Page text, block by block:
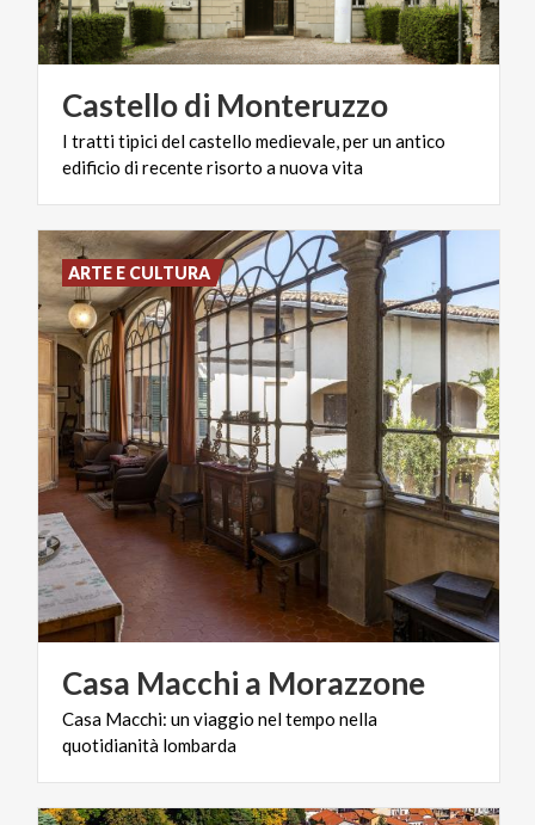
Castellodi Monteruzzo
I trattitipicidelcastello medievale,perunantico
edificio direcenterisorto anuovavita
Casa Macchi a Morazzone
Casa Macchi: unviaggio neltempo nella
quotidianità lombarda
ARTE E CULTURA